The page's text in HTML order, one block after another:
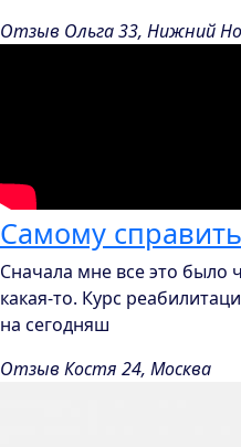
Отзыв Ольга 33, Нижний
Самому
Сначала мне все это было
какая-то. Курс
на сегодняш
Отзыв Костя 24, Москва